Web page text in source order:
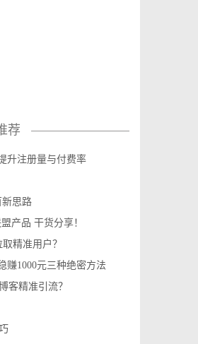
荐
升注册量与付费率
新思路
产品 干货分享！
精准用户？
赚1000元三种绝密方法
客精准引流？